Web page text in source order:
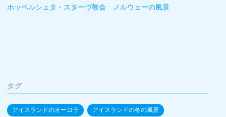
ホッペルシュタ・スターヴ教会 ノルウェーの風景
タグ
アイスランドのオーロラ アイスランドの冬の風景